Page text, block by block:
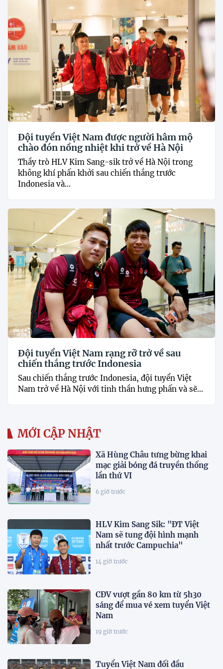
Đội tuyển Việt Nam được người hâm mộ
chào đón nồng nhiệt khi trở về Hà Nội
Thầy trò HLV Kim Sang-sik trở về Hà Nội trong
không khí phấn khởi sau chiến thắng trước
Indonesia và...
Đội tuyển Việt Nam rạng rỡ trở về sau
chiến thắng trước Indonesia
Sau chiến thắng trước Indonesia, đội tuyển Việt
Nam trở về Hà Nội với tinh thần hưng phấn và sẽ...
MỚI CẬP NHẬT
Xã Hùng Châu tưng bừng khai
mạc giải bóng đá truyền thống
lần thứ VI
6 giờ trước
HLV Kim Sang Sik: "ĐT Việt
Nam sẽ tung đội hình mạnh
nhất trước Campuchia"
14 giờ trước
CĐV vượt gần 80 km từ 5h30
sáng để mua vé xem tuyển Việt
Nam
19 giờ trước
Tuyển Việt Nam đối đầu